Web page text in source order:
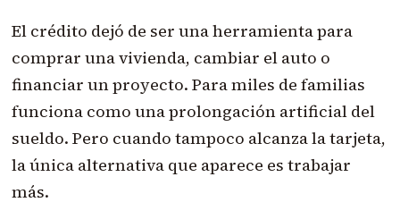
El crédito dejó de ser una herramienta para
comprar una vivienda, cambiar el auto o
financiar un proyecto. Para miles de familias
funciona como una prolongación artificial del
sueldo. Pero cuando tampoco alcanza la tarjeta,
la única alternativa que aparece es trabajar
más.